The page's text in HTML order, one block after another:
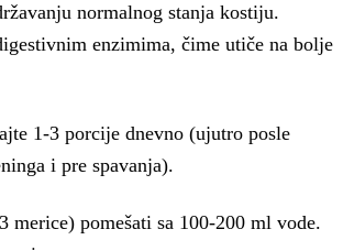
normalnog stanja kostiju.
enzimima, čime utiče na bolje
1-3 porcije dnevno (ujutro posle
i pre spavanja).
merice) pomešati sa 100-200 ml vode.